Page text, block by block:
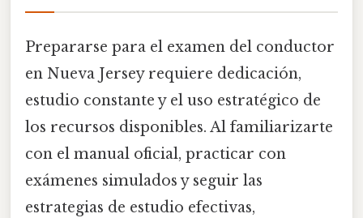
Prepararse para el examen del conductor
en Nueva Jersey requiere dedicación,
estudio constante y el uso estratégico de
los recursos disponibles. Al familiarizarte
con el manual oficial, practicar con
exámenes simulados y seguir las
estrategias de estudio efectivas,